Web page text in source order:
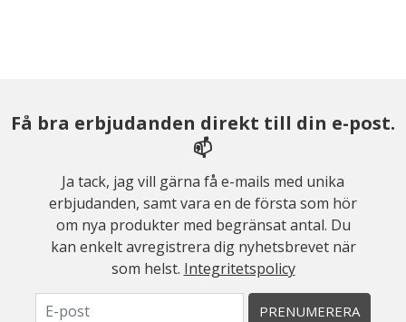
Få bra erbjudanden direkt till din e-post.
📫
Ja tack, jag vill gärna få e-mails med unika
erbjudanden, samt vara en de första som hör
om nya produkter med begränsat antal. Du
kan enkelt avregistrera dig nyhetsbrevet när
som helst. Integritetspolicy
PRENUMERERA